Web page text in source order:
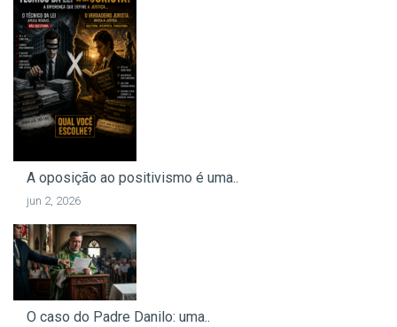
A oposição ao positivismo é uma..
jun 2, 2026
O caso do Padre Danilo: uma..